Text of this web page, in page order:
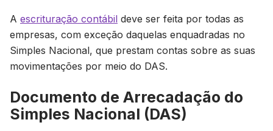
A escrituração contábil deve ser feita por todas as
empresas, com exceção daquelas enquadradas no
Simples Nacional, que prestam contas sobre as suas
movimentações por meio do DAS.
Documento de Arrecadação do
Simples Nacional (DAS)